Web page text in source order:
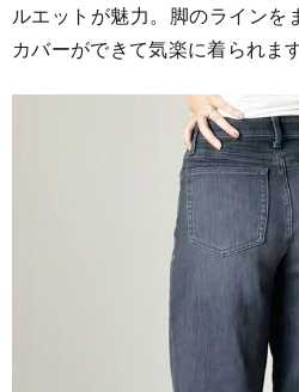
ルエットが魅力。脚のラインを
カバーができて気楽に着られます